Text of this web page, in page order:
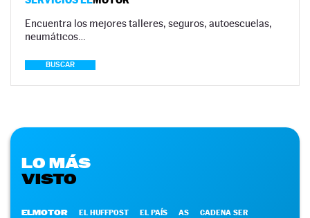
Encuentra los mejores talleres, seguros, autoescuelas,
neumáticos…
BUSCAR
LO MÁS
VISTO
ELMOTOR EL HUFFPOST EL PAÍS AS CADENA SER